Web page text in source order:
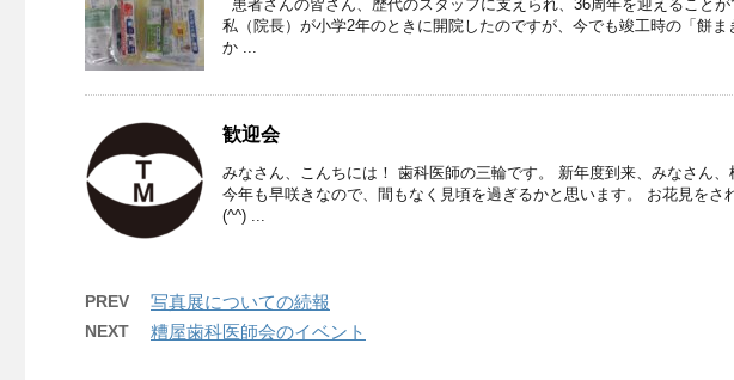
患者さんの皆さん、歴代のスタッフに支えられ、36周年を迎えることが
私（院長）が小学2年のときに開院したのですが、今でも竣工時の「餅
か ...
歓迎会
みなさん、こんちには！ 歯科医師の三輪です。 新年度到来、みなさん、
今年も早咲きなので、間もなく見頃を過ぎるかと思います。 お花見をさ
(⁠^⁠^⁠) ...
PREV 写真展についての続報
NEXT 糟屋歯科医師会のイベント